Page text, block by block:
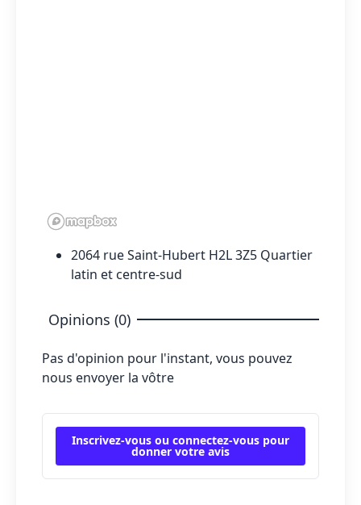
2064 rue Saint-Hubert H2L 3Z5 Quartier
latin et centre-sud
Opinions (0)
Pas d'opinion pour l'instant, vous pouvez
nous envoyer la vôtre
Inscrivez-vous ou connectez-vous pour
donner votre avis